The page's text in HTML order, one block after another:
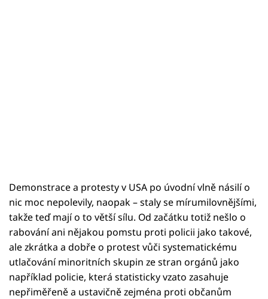
Demonstrace a protesty v USA po úvodní vlně násilí o
nic moc nepolevily, naopak – staly se mírumilovnějšími,
takže teď mají o to větší sílu. Od začátku totiž nešlo o
rabování ani nějakou pomstu proti policii jako takové,
ale zkrátka a dobře o protest vůči systematickému
utlačování minoritních skupin ze stran orgánů jako
například policie, která statisticky vzato zasahuje
nepřiměřeně a ustavičně zejména proti občanům